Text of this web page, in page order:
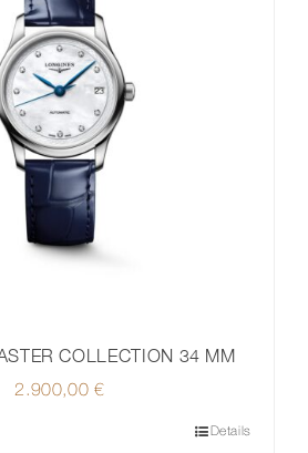
COLLECTION 34 MM
2.900,00€
Details